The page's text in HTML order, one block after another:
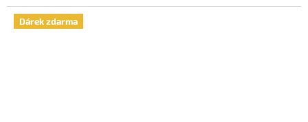
Dárek zdarma